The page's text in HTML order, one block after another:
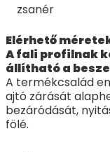
zsanér
Elérhető
A fali profilnak
állítható a
A termékcsalád
ajtó zárását
bezáródását,
fölé.